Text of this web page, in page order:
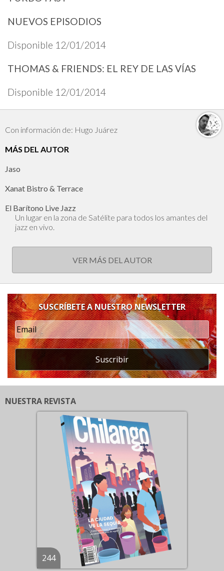
NUEVOS EPISODIOS
Disponible 12/01/2014
THOMAS & FRIENDS: EL REY DE LAS VÍAS
Disponible 12/01/2014
Con información de: Hugo Juárez
MÁS DEL AUTOR
Jaso
Xanat Bistro & Terrace
El Barítono Live Jazz
Un lugar en la zona de Satélite para todos los amantes del
jazz en vivo.
VER MÁS DEL AUTOR
SUSCRÍBETE A NUESTRO NEWSLETTER
Suscribir
NUESTRA REVISTA
244